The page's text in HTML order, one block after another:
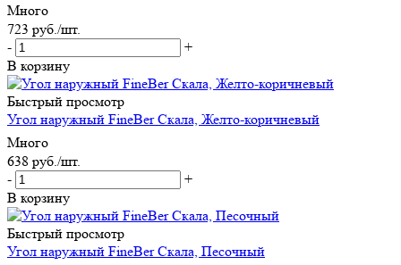
Много
723 руб./шт.
-
+
В корзину
Быстрый просмотр
Угол наружный FineBer Скала, Желто-коричневый
Много
638 руб./шт.
-
+
В корзину
Быстрый просмотр
Угол наружный FineBer Скала, Песочный